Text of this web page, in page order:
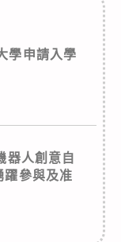
學申請入學
器人創意自
躍參與及准